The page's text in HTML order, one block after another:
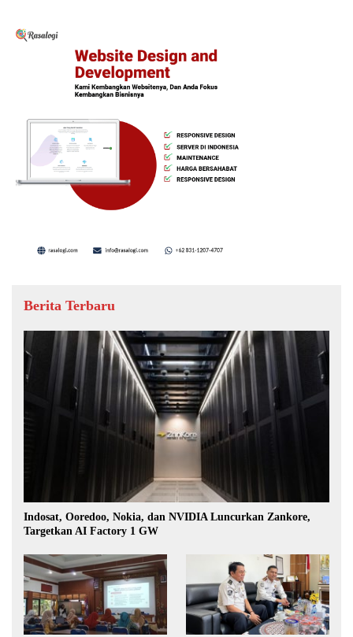
Berita Terbaru
Indosat, Ooredoo, Nokia, dan NVIDIA Luncurkan Zankore,
Targetkan AI Factory 1 GW